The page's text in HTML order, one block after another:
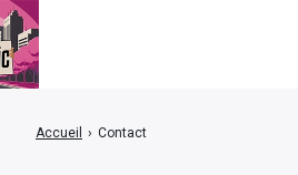
Accueil › Contact